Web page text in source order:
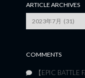
ARTICLE ARCHIVES
Archives
COMMENTS
【EPIC BATTLE